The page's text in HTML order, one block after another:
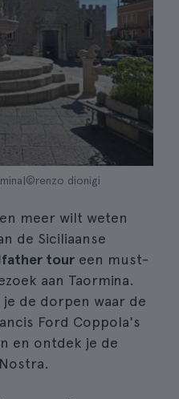
dionigi
meer wilt weten
de Siciliaanse
tour een must-
aan Taormina.
de dorpen waar de
Ford Coppola's
en ontdek je de